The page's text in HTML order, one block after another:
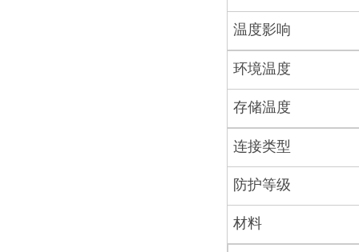
温度影响
环境温度
存储温度
连接类型
防护等级
材料